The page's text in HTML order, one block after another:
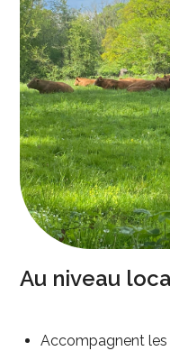
Au niveau
Accompagnent les